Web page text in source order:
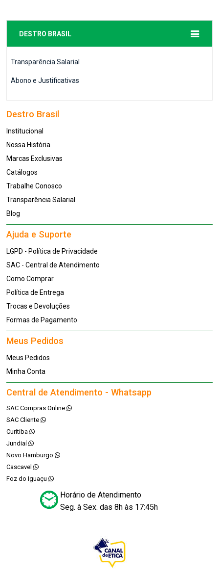
DESTRO BRASIL
Transparência Salarial
Abono e Justificativas
Destro Brasil
Institucional
Nossa História
Marcas Exclusivas
Catálogos
Trabalhe Conosco
Transparência Salarial
Blog
Ajuda e Suporte
LGPD - Política de Privacidade
SAC - Central de Atendimento
Como Comprar
Política de Entrega
Trocas e Devoluções
Formas de Pagamento
Meus Pedidos
Meus Pedidos
Minha Conta
Central de Atendimento - Whatsapp
SAC Compras Online
SAC Cliente
Curitiba
Jundiaí
Novo Hamburgo
Cascavel
Foz do Iguaçu
Horário de Atendimento
Seg. à Sex. das 8h às 17:45h